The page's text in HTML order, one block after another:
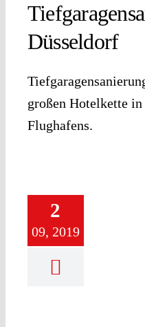
Düsseldorf
großen Hotelkette in
Flughafens.
2
09, 2019